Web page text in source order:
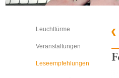
Leuchttürme
Veranstaltungen
Leseempfehlungen